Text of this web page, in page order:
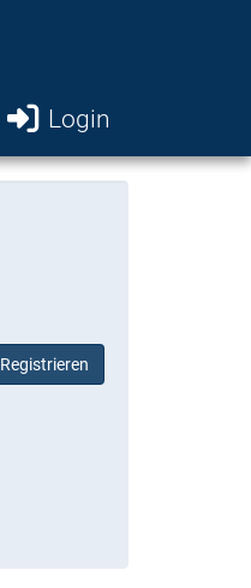
Login
Registrieren